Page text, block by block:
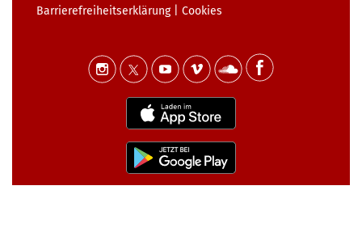
Barrierefreiheits­erklärung| Cookies